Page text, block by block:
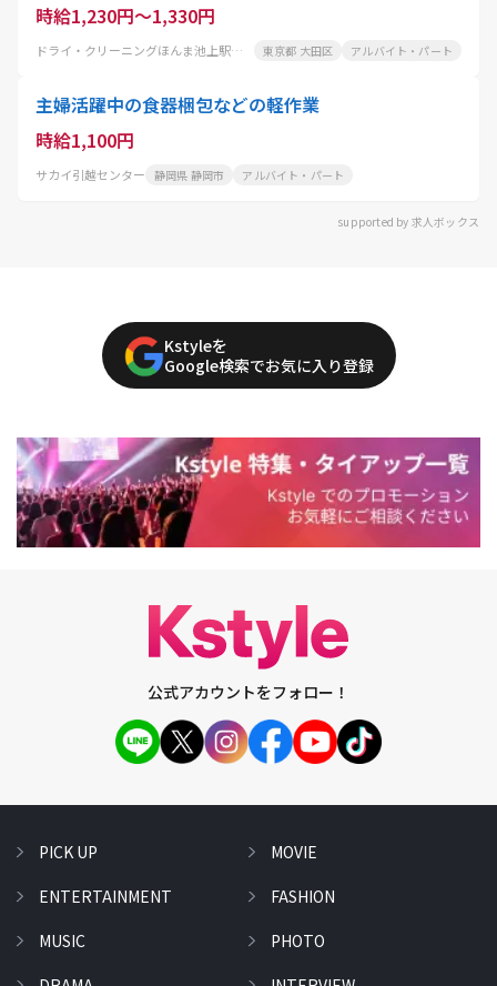
時給1,230円～1,330円
ドライ・クリーニングほんま池上駅前店 東京都 大田区 アルバイト・パート
主婦活躍中の食器梱包などの軽作業
時給1,100円
サカイ引越センター 静岡県 静岡市 アルバイト・パート
supported by 求人ボックス
Kstyleを
Google検索でお気に入り登録
公式アカウントをフォロー！
PICK UP
ENTERTAINMENT
MUSIC
MOVIE
FASHION
PHOTO